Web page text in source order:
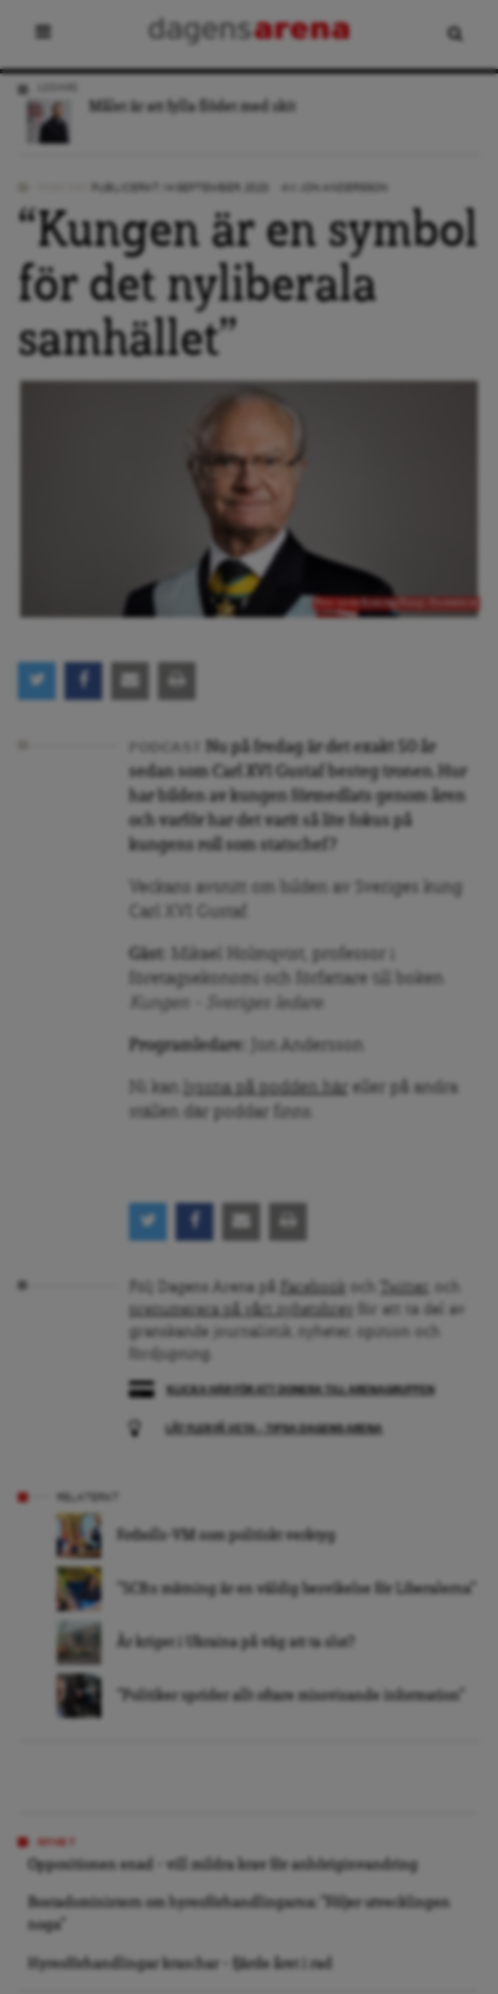
Målet är att fylla flödet med skit
“Kungen är en symbol
för det nyliberala
samhället”
Nu på fredag är det exakt 50 år
sedan som Carl XVI Gustaf besteg tronen. Hur
har bilden av kungen förmedlats genom åren
och varför har det varit så lite fokus på
kungens roll som statschef?
Veckans avsnitt om bilden av Sveriges kung
Carl XVI Gustaf.
Gäst:
Mikael Holmqvist, professor i
företagsekonomi och författare till boken
Kungen – Sveriges ledare
Programledare: Jon Andersson
Ni kan lyssna på podden här eller på andra
ställen där poddar finns.
Följ Dagens Arena på Facebook och Twitter , och
prenumerera på vårt nyhetsbrev
för att ta del av
granskande journalistik, nyheter, opinion och
fördjupning.
KLICKA HÄR FÖR ATT DONERA TILL ARENAGRUPPEN
Fotbolls-VM som politiskt verktyg
”SCB:s mätning är en väldig besvikelse för Liberalerna”
Är kriget i Ukraina på väg att ta slut?
”Politiker sprider allt oftare missvisande information”
Oppositionen enad – vill mildra krav för anhöriginvandring
Bostadsministern om hyresförhandlingarna: ”Följer utvecklingen
noga”
Hyresförhandlingar kraschar – fjärde året i rad